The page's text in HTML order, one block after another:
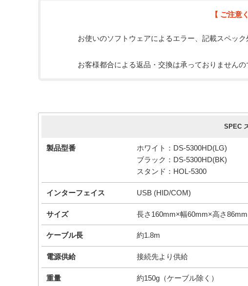
【 ご注意
お使いのソフトウェアによるエラー、記載スペッ
お客様都合による返品・交換は承っておりません
SPEC
製品型番
ホワイト：DS-5300HD(LG)
ブラック：DS-5300HD(BK)
スタンド：HOL-5300
インターフェイス USB (HID/COM)
サイズ 長さ160mm×幅60mm×高さ86mm
ケーブル長 約1.8m
電源供給 接続先より供給
重量 約150g（ケーブル除く）